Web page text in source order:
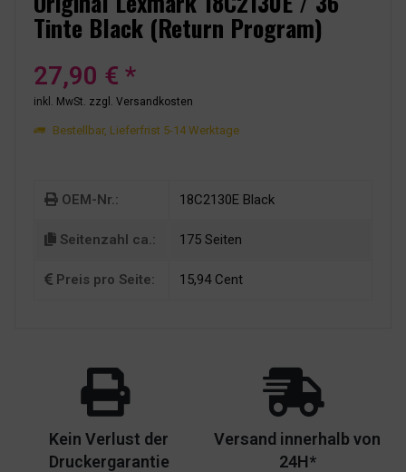
Tinte Black (Return Program)
27,90 € *
inkl. MwSt. zzgl. Versandkosten
Bestellbar, Lieferfrist 5-14 Werktage
OEM-Nr.: 18C2130E Black
Seitenzahl ca.: 175 Seiten
Preis pro Seite: 15,94 Cent
Kein Verlust der
Druckergarantie
Versand innerhalb von
24H*